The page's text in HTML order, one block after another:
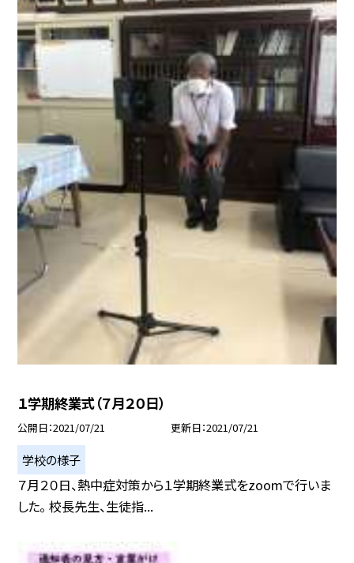
１学期終業式（７月２０日）
公開日 2021/07/21 更新日 2021/07/21
学校の様子
７月２０日、熱中症対策から１学期終業式をzoomで行いま
した。 校長先生、生徒指...